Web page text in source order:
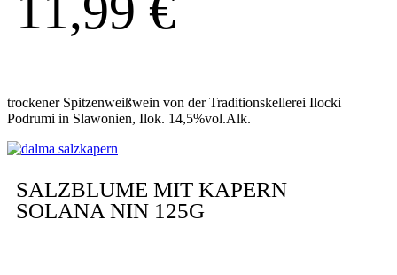
trockener Spitzenweißwein von der Traditionskellerei Ilocki
Podrumi in Slawonien, Ilok. 14,5%vol.Alk.
SALZBLUME MIT KAPERN
SOLANA NIN 125G